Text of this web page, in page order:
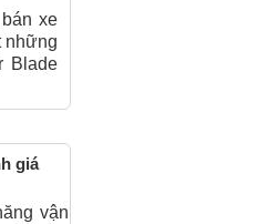
xe
những
Blade
giá
vận